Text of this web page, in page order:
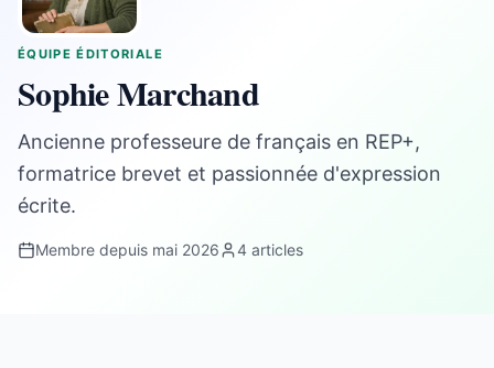
ÉQUIPE ÉDITORIALE
Sophie Marchand
Ancienne professeure de français en REP+,
formatrice brevet et passionnée d'expression
écrite.
Membre depuis mai 2026 4 articles